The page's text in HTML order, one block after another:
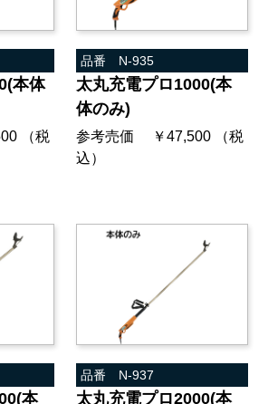
本体
（税
品番 N-935
太丸充電プロ1000(本
体のみ)
参考売価 ￥47,500 （税
込）
本
品番 N-937
太丸充電プロ2000(本